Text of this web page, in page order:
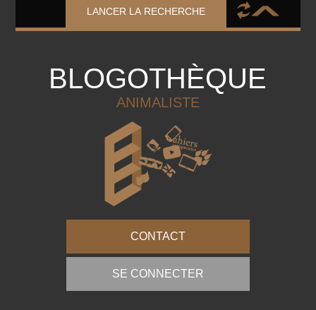
LANCER LA RECHERCHE
BLOGOTHÈQUE
ANIMALISTE
CONTACT
SE CONNECTER